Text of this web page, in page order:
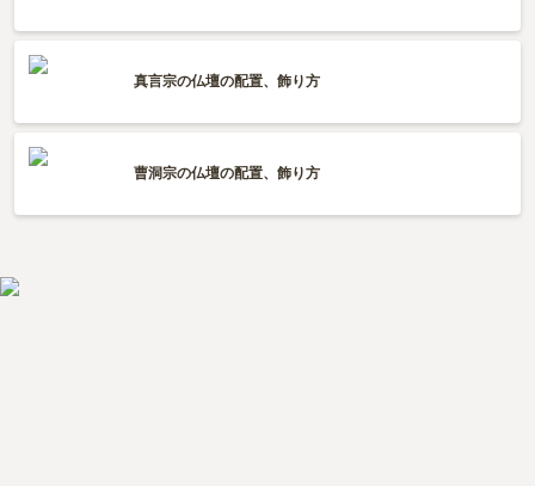
真言宗の仏壇の配置、飾り方
曹洞宗の仏壇の配置、飾り方